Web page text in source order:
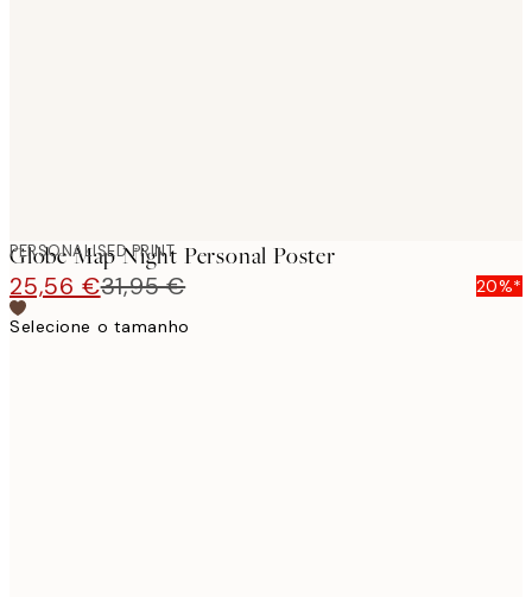
PERSONALISED PRINT
Globe Map Night Personal Poster
25,56 €31,95 €
20%*
Selecione o tamanho